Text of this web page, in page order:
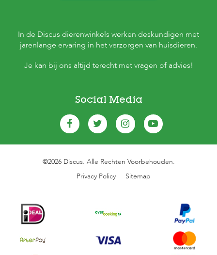
In de Discus dierenwinkels werken deskundigen met
jarenlange ervaring in het verzorgen van huisdieren.
Je kan bij ons altijd terecht met vragen of advies!
Social Media
©2026 Discus. Alle Rechten Voorbehouden.
Privacy Policy
Sitemap